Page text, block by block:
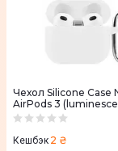
Чехол Silicone Case
AirPods 3
Кешбэк 2 ₴